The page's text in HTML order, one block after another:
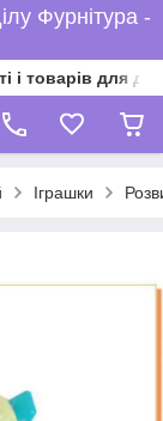
Фурнітура -
і товарів для
Іграшки